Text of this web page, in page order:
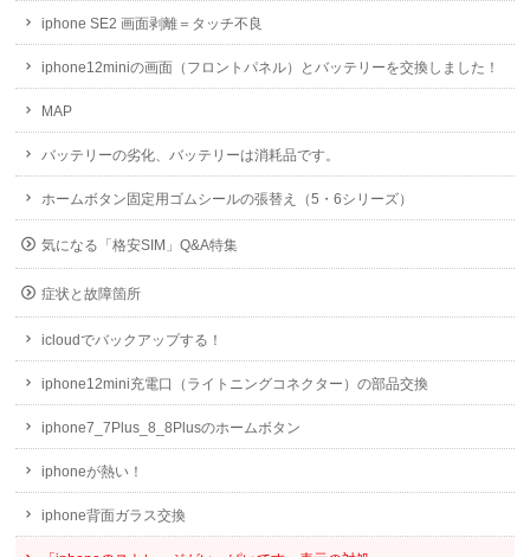
iphone SE2 画面剥離＝タッチ不良
iphone12miniの画面（フロントパネル）とバッテリーを交換しました！
MAP
バッテリーの劣化、バッテリーは消耗品です。
ホームボタン固定用ゴムシールの張替え（5・6シリーズ）
気になる「格安SIM」Q&A特集
症状と故障箇所
icloudでバックアップする！
iphone12mini充電口（ライトニングコネクター）の部品交換
iphone7_7Plus_8_8Plusのホームボタン
iphoneが熱い！
iphone背面ガラス交換